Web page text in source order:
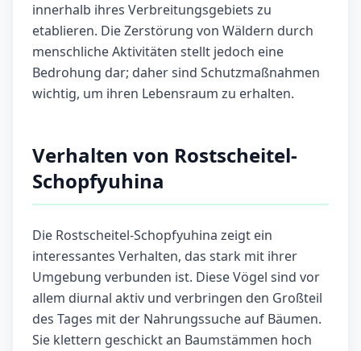
innerhalb ihres Verbreitungsgebiets zu
etablieren. Die Zerstörung von Wäldern durch
menschliche Aktivitäten stellt jedoch eine
Bedrohung dar; daher sind Schutzmaßnahmen
wichtig, um ihren Lebensraum zu erhalten.
Verhalten von Rostscheitel-
Schopfyuhina
Die Rostscheitel-Schopfyuhina zeigt ein
interessantes Verhalten, das stark mit ihrer
Umgebung verbunden ist. Diese Vögel sind vor
allem diurnal aktiv und verbringen den Großteil
des Tages mit der Nahrungssuche auf Bäumen.
Sie klettern geschickt an Baumstämmen hoch